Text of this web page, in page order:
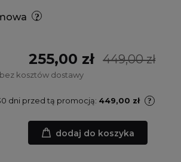
255,00 zł 449,00 zł
bez kosztów dostawy
dni przed tą promocją: 449,00 zł
dodaj do koszyka